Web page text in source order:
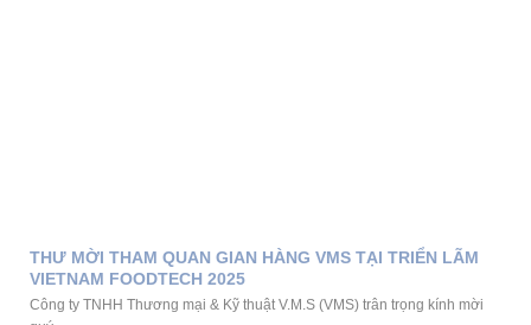
THƯ MỜI THAM QUAN GIAN HÀNG VMS TẠI TRIỂN LÃM
VIETNAM FOODTECH 2025
Công ty TNHH Thương mại & Kỹ thuật V.M.S (VMS) trân trọng kính mời